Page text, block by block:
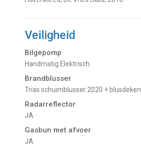
Veiligheid
Bilgepomp
Handmatig Elektrisch
Brandblusser
Trias schuimblusser 2020 + blusdeken
Radarreflector
JA
Gasbun met afvoer
JA